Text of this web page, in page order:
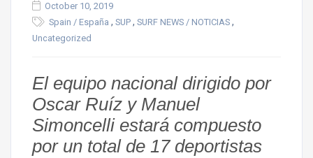
October 10, 2019
Spain / España , SUP , SURF NEWS / NOTICIAS ,
Uncategorized
El equipo nacional dirigido por
Oscar Ruíz y Manuel
Simoncelli estará compuesto
por un total de 17 deportistas